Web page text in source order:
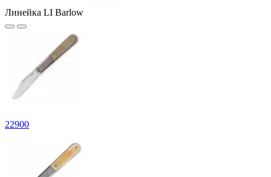
Линейка LI Barlow
22900